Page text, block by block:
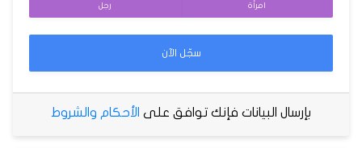
امرأة رجل
سجّل الآن
بإرسال البيانات فإنك توافق على الأحكام والشروط